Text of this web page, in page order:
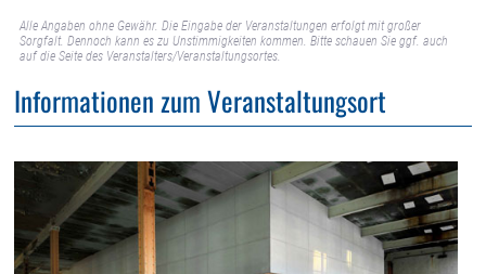
Alle Angaben ohne Gewähr. Die Eingabe der Veranstaltungen erfolgt mit großer
Sorgfalt. Dennoch kann es zu Unstimmigkeiten kommen. Bitte schauen Sie ggf. auch
auf die Seite des Veranstalters/Veranstaltungsortes.
Informationen zum Veranstaltungsort